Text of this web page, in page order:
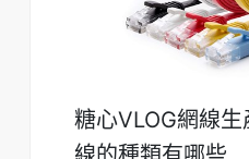
糖心VLOG網線